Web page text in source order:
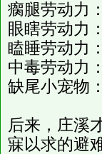
瘸腿劳动力
眼瞎劳动力
瞌睡劳动力
中毒劳动力
缺尾小宠物
后来，庄溪
寐以求的避